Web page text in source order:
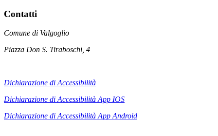
Contatti
Comune di Valgoglio
Piazza Don S. Tiraboschi, 4
Dichiarazione di Accessibilità
Dichiarazione di Accessibilità App IOS
Dichiarazione di Accessibilità App Android